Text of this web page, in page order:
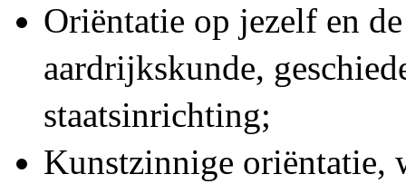
Oriëntatie op jezelf en
aardrijkskunde,
staatsinrichting;
Kunstzinnige oriëntatie,